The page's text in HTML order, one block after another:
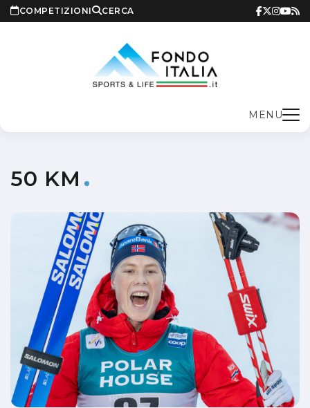
COMPETIZIONI CERCA
MENU
50 KM